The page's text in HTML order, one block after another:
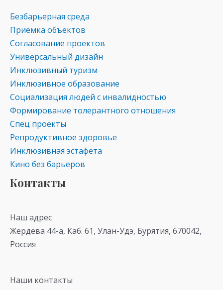
Безбарьерная среда
Приемка объектов
Согласование проектов
Универсальный дизайн
Инклюзивный туризм
Инклюзивное образование
Социализация людей с инвалидностью
Формирование толерантного отношения
Спец проекты
Репродуктивное здоровье
Инклюзивная эстафета
Кино без барьеров
Контакты
Наш адрес
Жердева 44-а, Каб. 61, Улан-Удэ, Бурятия, 670042,
Россия
Наши контакты